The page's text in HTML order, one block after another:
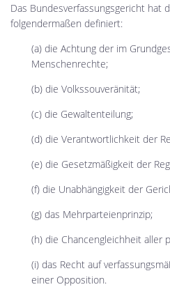
Das Bundesverfassungsgericht hat
folgendermaßen definiert:
(a) die Achtung der im
Menschenrechte;
(b) die Volkssouveränität;
(c) die Gewaltenteilung;
(d) die Verantwortlichkeit der
(e) die Gesetzmäßigkeit der
(f) die Unabhängigkeit der
(g) das Mehrparteienprinzip;
(h) die Chancengleichheit aller
(i) das Recht auf
einer Opposition.